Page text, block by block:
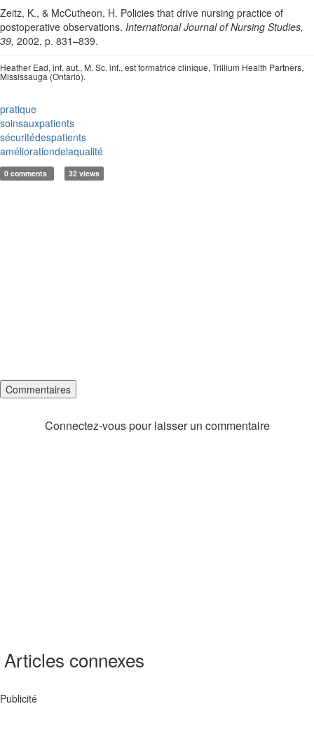
Zeitz, K., & McCutheon, H. Policies that drive nursing practice of
postoperative observations. International Journal of Nursing Studies,
39, 2002, p. 831–839.
Heather Ead, inf. aut., M. Sc. inf., est formatrice clinique, Trillium Health Partners,
Mississauga (Ontario).
pratique
soinsauxpatients
sécuritédespatients
améliorationdelaqualité
0 comments 32 views
Commentaires
Connectez-vous pour laisser un commentaire
Articles connexes
Publicité